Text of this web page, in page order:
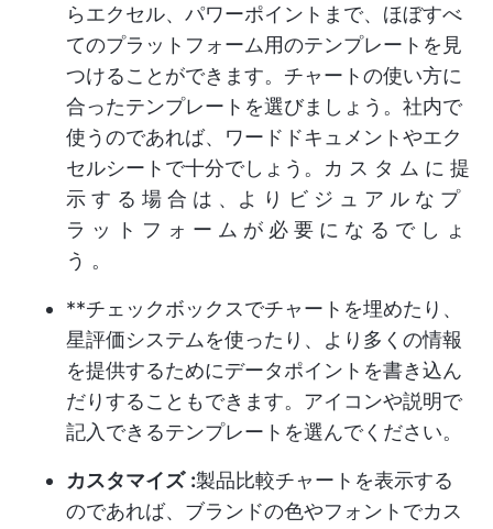
らエクセル、パワーポイントまで、ほぼすべ
てのプラットフォーム用のテンプレートを見
つけることができます。チャートの使い方に
合ったテンプレートを選びましょう。社内で
使うのであれば、ワードドキュメントやエク
セルシートで十分でしょう。カ ス タ ム に 提
示 す る 場 合 は 、よ り ビ ジ ュ ア ル な プ
ラ ッ ト フ ォ ー ム が 必 要 に な る で し ょ
う 。
**チェックボックスでチャートを埋めたり、
星評価システムを使ったり、より多くの情報
を提供するためにデータポイントを書き込ん
だりすることもできます。アイコンや説明で
記入できるテンプレートを選んでください。
カスタマイズ :製品比較チャートを表示する
のであれば、ブランドの色やフォントでカス